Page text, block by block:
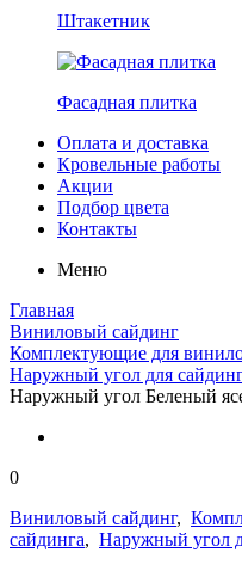
Штакетник
Фасадная плитка
Оплата и доставка
Кровельные работы
Акции
Подбор цвета
Контакты
Меню
Главная
Виниловый сайдинг
Комплектующие для
Наружный угол для
Наружный угол Беленый
0
Виниловый сайдинг,
сайдинга, Наружный угол